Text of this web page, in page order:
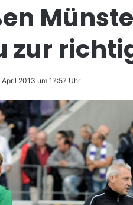
zur
April 2013 um 17:57 Uhr